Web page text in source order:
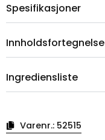
Spesifikasjoner
Innholdsfortegnelse
Ingrediensliste
Varenr.: 52515